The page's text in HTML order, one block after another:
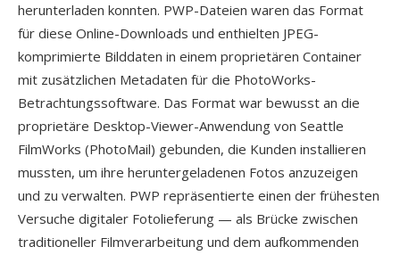
herunterladen konnten. PWP-Dateien waren das Format
für diese Online-Downloads und enthielten JPEG-
komprimierte Bilddaten in einem proprietären Container
mit zusätzlichen Metadaten für die PhotoWorks-
Betrachtungssoftware. Das Format war bewusst an die
proprietäre Desktop-Viewer-Anwendung von Seattle
FilmWorks (PhotoMail) gebunden, die Kunden installieren
mussten, um ihre heruntergeladenen Fotos anzuzeigen
und zu verwalten. PWP repräsentierte einen der frühesten
Versuche digitaler Fotolieferung — als Brücke zwischen
traditioneller Filmverarbeitung und dem aufkommenden